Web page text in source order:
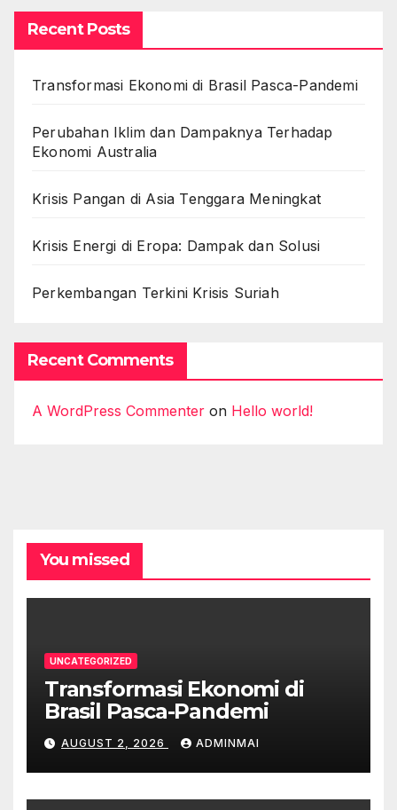
Recent Posts
Transformasi Ekonomi di Brasil Pasca-Pandemi
Perubahan Iklim dan Dampaknya Terhadap
Ekonomi Australia
Krisis Pangan di Asia Tenggara Meningkat
Krisis Energi di Eropa: Dampak dan Solusi
Perkembangan Terkini Krisis Suriah
Recent Comments
A WordPress Commenter on Hello world!
You missed
UNCATEGORIZED
Transformasi Ekonomi di
Brasil Pasca-Pandemi
AUGUST 2, 2026 ADMINMAI